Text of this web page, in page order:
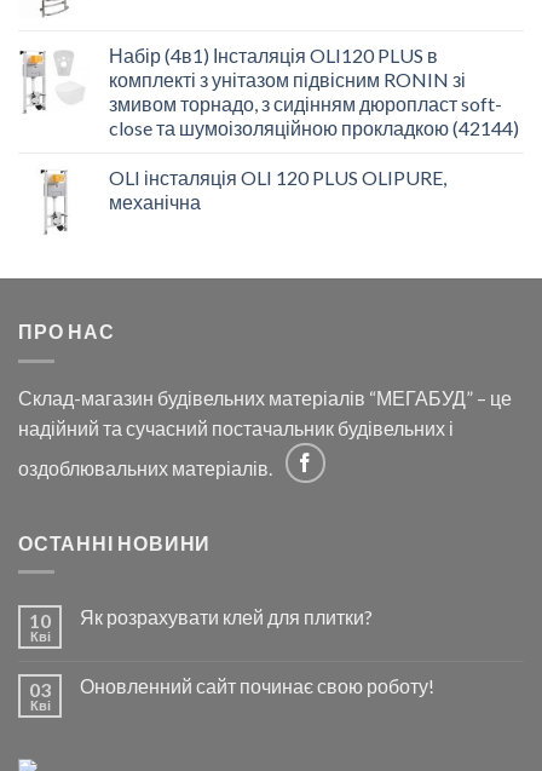
Набір (4в1) Інсталяція OLI120 PLUS в
комплекті з унітазом підвісним RONIN зі
змивом торнадо, з сидінням дюропласт soft-
close та шумоізоляційною прокладкою (42144)
OLI інсталяція OLI 120 PLUS OLIPURE,
механічна
ПРО НАС
Склад-магазин будівельних матеріалів “МЕГАБУД” – це
надійний та сучасний постачальник будівельних і
оздоблювальних матеріалів.
ОСТАННІ НОВИНИ
10
Кві
Як розрахувати клей для плитки?
03
Кві
Оновленний сайт починає свою роботу!